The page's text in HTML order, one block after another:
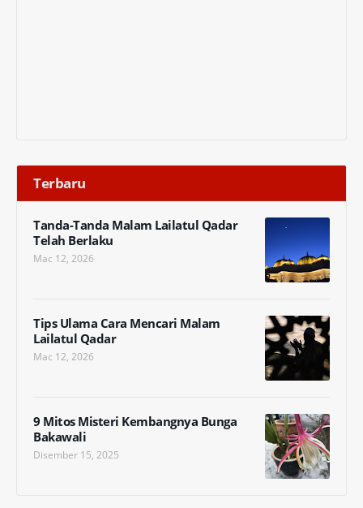
Terbaru
Tanda-Tanda Malam Lailatul Qadar
Telah Berlaku
Mac 12, 2026
Tips Ulama Cara Mencari Malam
Lailatul Qadar
Mac 12, 2026
9 Mitos Misteri Kembangnya Bunga
Bakawali
Disember 15, 2025